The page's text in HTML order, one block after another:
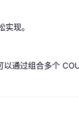
实现。
以通过组合多个